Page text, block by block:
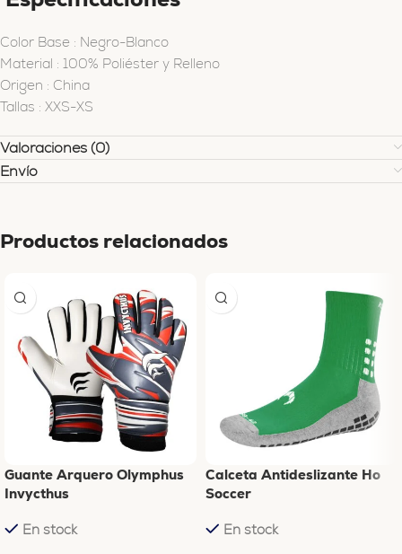
Color Base : Negro-Blanco
Material : 100% Poliéster y Relleno
Origen : China
Tallas : XXS-XS
Valoraciones (0)
Envío
Productos relacionados
Guante Arquero Olymphus
Invycthus
En stock
Calceta Antideslizante Ho
Soccer
En stock